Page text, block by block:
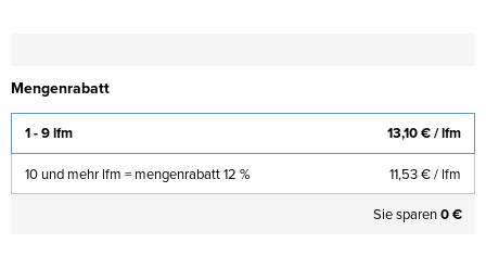
Mengenrabatt
1 - 9 lfm 13,10 €/ lfm
10 und mehr lfm = mengenrabatt 12 % 11,53 €/ lfm
Sie sparen0 €